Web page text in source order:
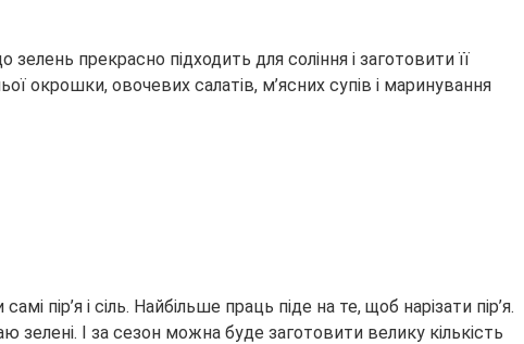
зелень прекрасно підходить для соління і заготовити її
окрошки, овочевих салатів, м’ясних супів і маринування
пір’я і сіль. Найбільше праць піде на те, щоб нарізати пір’я.
зелені. І за сезон можна буде заготовити велику кількість